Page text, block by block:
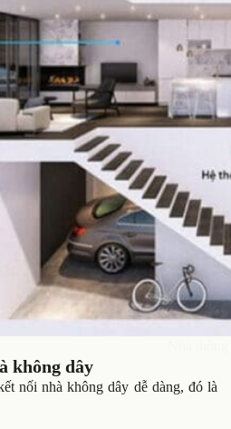
không dây
nối nhà không dây dễ dàng, đó là